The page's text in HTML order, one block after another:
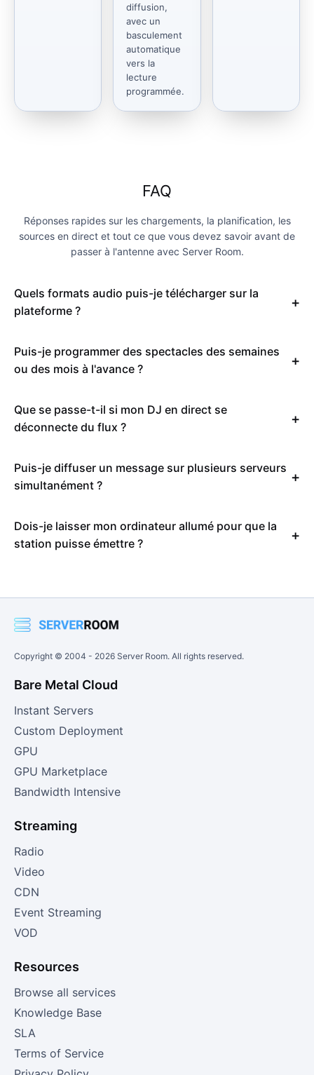
diffusion,
avec un
basculement
automatique
vers la
lecture
programmée.
FAQ
Réponses rapides sur les chargements, la planification, les
sources en direct et tout ce que vous devez savoir avant de
passer à l'antenne avec Server Room.
Quels formats audio puis-je télécharger sur la
plateforme ?
Puis-je programmer des spectacles des semaines
ou des mois à l'avance ?
Que se passe-t-il si mon DJ en direct se
déconnecte du flux ?
Puis-je diffuser un message sur plusieurs serveurs
simultanément ?
Dois-je laisser mon ordinateur allumé pour que la
station puisse émettre ?
Copyright © 2004 - 2026 Server Room. All rights reserved.
Bare Metal Cloud
Instant Servers
Custom Deployment
GPU
GPU Marketplace
Bandwidth Intensive
Streaming
Radio
Video
CDN
Event Streaming
VOD
Resources
Browse all services
Knowledge Base
SLA
Terms of Service